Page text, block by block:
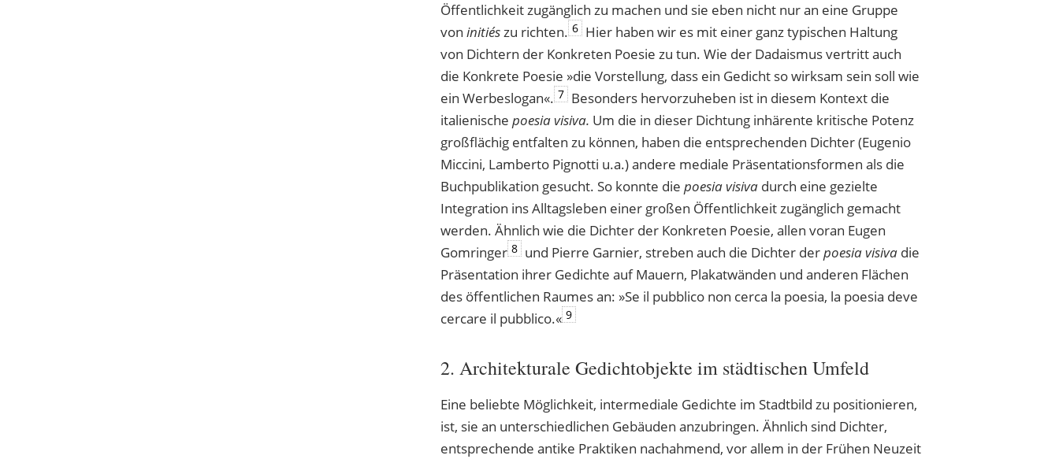
Öffentlichkeit zugänglich zu machen und sie eben nicht nur an eine Gruppe
voninitiészu richten. 6 Hier haben wir es mit einer ganz typischen Haltung
von Dichtern der Konkreten Poesie zu tun. Wie der Dadaismus vertritt auch
die Konkrete Poesie »die Vorstellung, dass ein Gedicht so wirksam sein soll wie
ein Werbeslogan«. 7 Besonders hervorzuheben ist in diesem Kontext die
italienischepoesia visiva. Um die in dieser Dichtung inhärente kritische Potenz
großflächig entfalten zu können, haben die entsprechenden Dichter (Eugenio
Miccini, Lamberto Pignotti u.a.) andere mediale Präsentationsformen als die
Buchpublikation gesucht. So konnte diepoesia visiva durch eine gezielte
Integration ins Alltagsleben einer großen Öffentlichkeit zugänglich gemacht
werden. Ähnlich wie die Dichter der Konkreten Poesie, allen voran Eugen
Gomringer 8 und Pierre Garnier, streben auch die Dichter derpoesia visiva die
Präsentation ihrer Gedichte auf Mauern, Plakatwänden und anderen Flächen
des öffentlichen Raumes an: »Se il pubblico non cerca la poesia, la poesia deve
cercare il pubblico.« 9
2. Architekturale Gedichtobjekte im städtischen Umfeld
Eine beliebte Möglichkeit, intermediale Gedichte im Stadtbild zu positionieren,
ist, sie an unterschiedlichen Gebäuden anzubringen. Ähnlich sind Dichter,
entsprechende antike Praktiken nachahmend, vor allem in der Frühen Neuzeit